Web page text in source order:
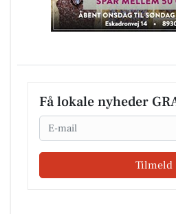
Få lokale nyheder
Email
Tilmeld